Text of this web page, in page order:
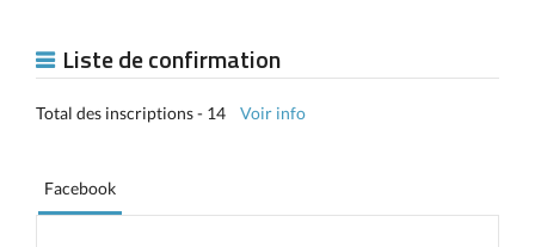
Liste de confirmation
Total des inscriptions - 14 Voir info
Facebook